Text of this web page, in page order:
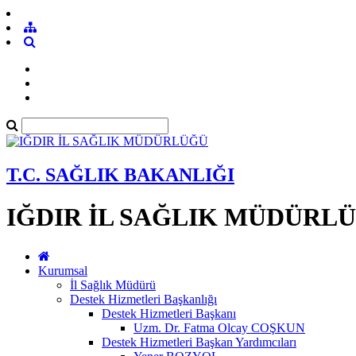
T.C. SAĞLIK BAKANLIĞI
IĞDIR İL SAĞLIK
Kurumsal
İl Sağlık Müdürü
Destek Hizmetleri Başkanlığı
Destek Hizmetleri Başkanı
Uzm. Dr. Fatma Olcay COŞKUN
Destek Hizmetleri Başkan Yardımcıları